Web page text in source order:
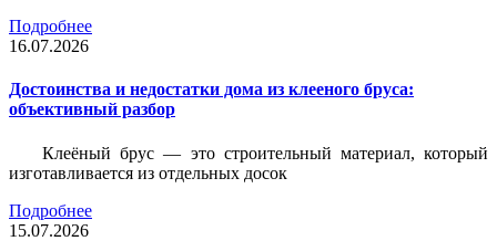
Подробнее
16.07.2026
Достоинства и недостатки дома из клееного бруса:
объективный разбор
Клеёный брус — это строительный материал, который
изготавливается из отдельных досок
Подробнее
15.07.2026